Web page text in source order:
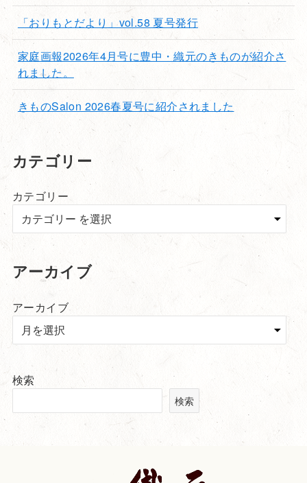
「おりもとだより」vol.58 夏号発行
家庭画報2026年4月号に豊中・織元のきものが紹介さ
れました。
きものSalon 2026春夏号に紹介されました
カテゴリー
カテゴリー
アーカイブ
アーカイブ
検索
検索